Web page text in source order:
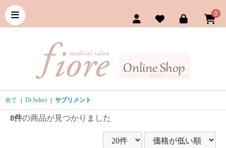
0
全て Dr.Select サプリメント
8件の商品が見つかりました